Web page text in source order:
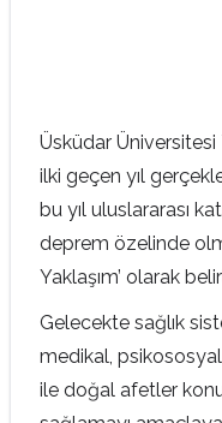
Üsküdar
ilki geçen yıl
bu yıl uluslararası
deprem özelinde
Yaklaşım’ olarak
Gelecekte sağlık
medikal,
ile doğal afetler